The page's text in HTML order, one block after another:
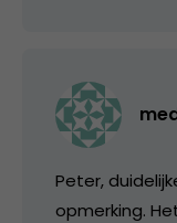
Peter,
opmerking.